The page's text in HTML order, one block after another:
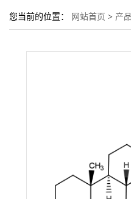
您当前的位置： 网站首页 > 产